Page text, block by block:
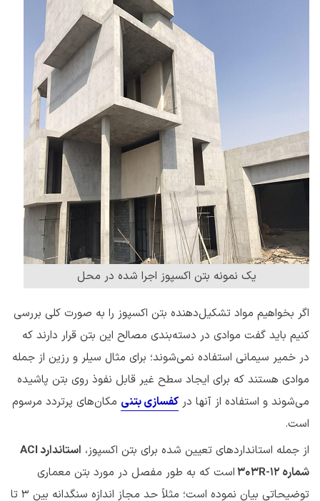
یک نمونه بتن اکسپوز اجرا شده در محل
اگر بخواهیم مواد تشکیل‌دهنده بتن اکسپوز را به صورت کلی بررسی
کنیم باید گفت موادی در دسته‌بندی مصالح این بتن قرار دارند که
در خمیر سیمانی استفاده نمی‌شوند؛ برای مثال سیلر و رزین از جمله
موادی هستند که برای ایجاد سطح غیر قابل نفوذ روی بتن پاشیده
می‌شوند و استفاده از آنها در کفسازی بتنی مکان‌های پرتردد مرسوم
است.
از جمله استانداردهای تعیین شده برای بتن اکسپوز، استاندارد
شماره ۳۰۳ R-12
است که به طور مفصل در مورد بتن معماری
توضیحاتی بیان نموده است؛ مثلاً حد مجاز اندازه سنگدانه بین ۳ تا